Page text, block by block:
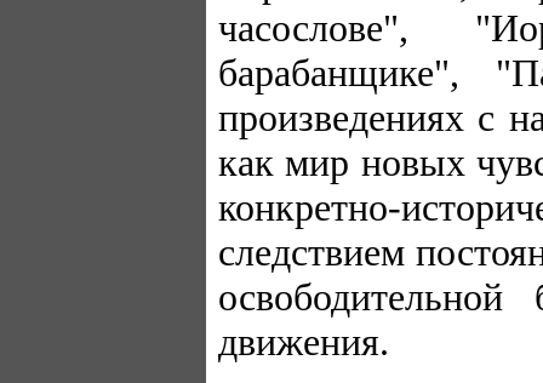
часослове",
барабанщике",
произведениях с
как мир новых
конкретно-
следствием
движения.